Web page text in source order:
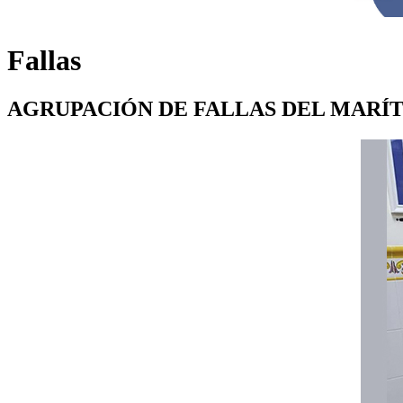
Fallas
AGRUPACIÓN DE FALLAS DEL